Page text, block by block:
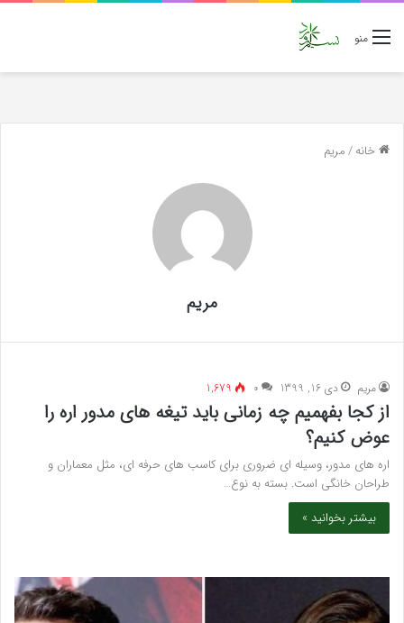
منو
خانه/مريم
مريم
مريم دی 16, 1399 ۰ 1,679
از کجا بفهمیم چه زمانی باید تیغه های مدور اره را
عوض کنیم؟
اره های مدور، وسیله ای ضروری برای کاسب های حرفه ای، مثل معماران و
طراحان خانگی است. بسته به نوع…
بیشتر بخوانید »